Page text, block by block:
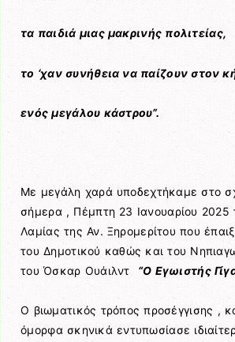
τα παιδιά μιας μακρινής πολιτείας,
το ‘χαν συνήθεια να παίζουν στον
ενός μεγάλου κάστρου”.
Με μεγάλη χαρά υποδεχτήκαμε στο
σήμερα , Πέμπτη 23 Ιανουαρίου 2025
Λαμίας της Αν. Ξηρομερίτου που
του Δημοτικού καθώς και του
του Όσκαρ Ουάιλντ “Ο Εγωιστής
Ο βιωματικός τρόπος προσέγγισης ,
όμορφα σκηνικά εντυπωσίασε